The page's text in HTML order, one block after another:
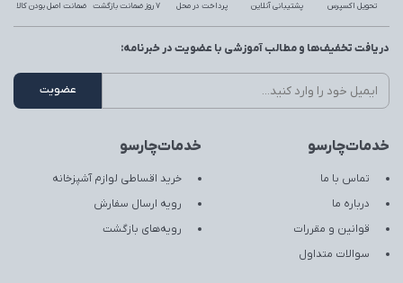
تحویل اکسپرس پشتیبانی آنلاین پرداخت در محل 7 روز ضمانت بازگشت ضمانت اصل بودن کالا
خدمات‌چارسو
تماس با ما
درباره ما
قوانین و مقررات
سوالات متداول
خدمات‌چارسو
خرید اقساطی لوازم آشپزخانه
رویه ارسال سفارش
رویه‌های بازگشت
دریافت تخفیف‌ها و مطالب آموزشی با عضویت در خبرنامه: